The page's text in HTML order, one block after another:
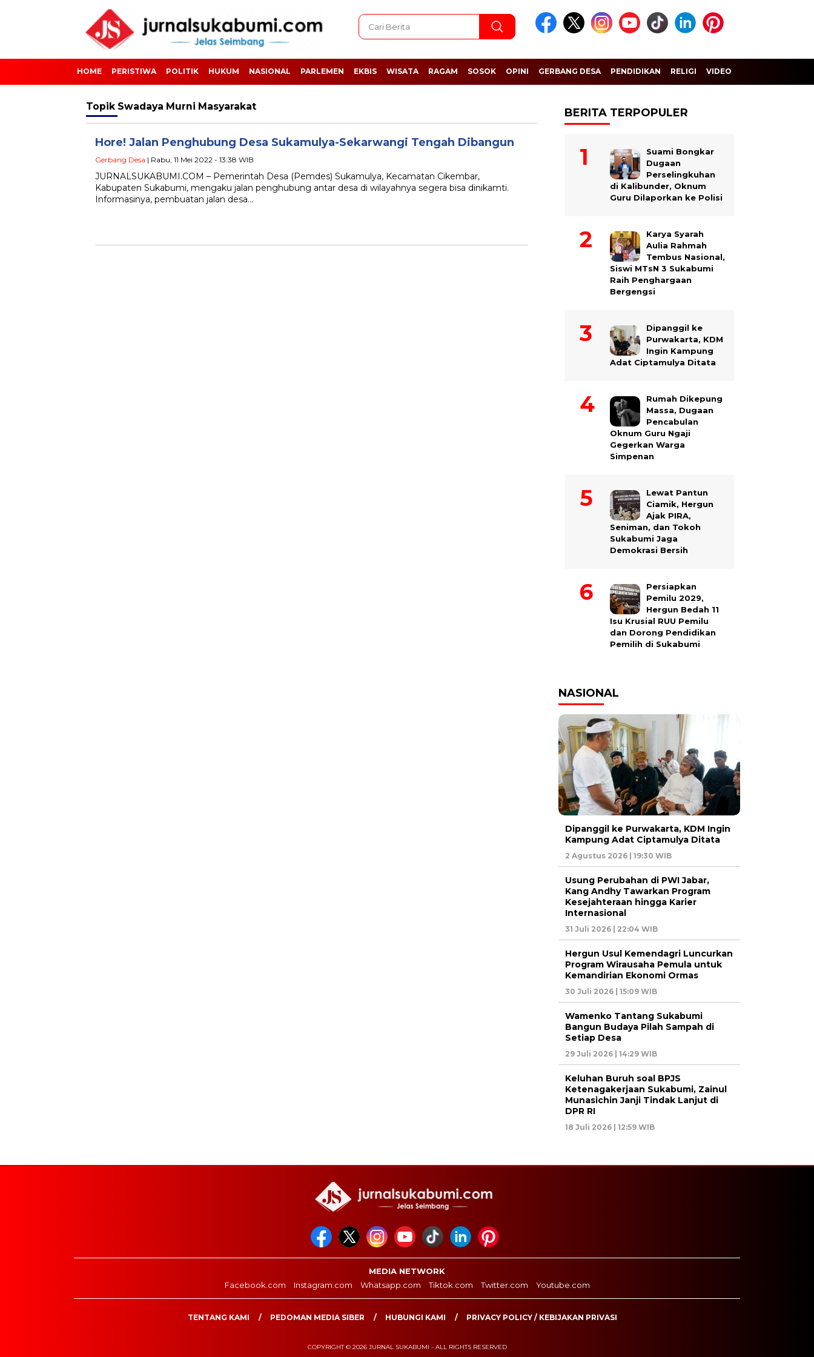
HOME PERISTIWA POLITIK HUKUM NASIONAL PARLEMEN EKBIS WISATA RAGAM SOSOK OPINI GERBANG DESA PENDIDIKAN RELIGI VIDEO
Topik Swadaya Murni Masyarakat
Hore! Jalan Penghubung Desa Sukamulya-Sekarwangi Tengah Dibangun
Gerbang Desa | Rabu, 11 Mei 2022 - 13:38 WIB
JURNALSUKABUMI.COM – Pemerintah Desa (Pemdes) Sukamulya, Kecamatan Cikembar,
Kabupaten Sukabumi, mengaku jalan penghubung antar desa di wilayahnya segera bisa dinikamti.
Informasinya, pembuatan jalan desa…
BERITA TERPOPULER
Suami Bongkar
Dugaan
Perselingkuhan
di Kalibunder, Oknum
Guru Dilaporkan ke Polisi
Karya Syarah
Aulia Rahmah
Tembus Nasional,
Siswi MTsN 3 Sukabumi
Raih Penghargaan
Bergengsi
Dipanggil ke
Purwakarta, KDM
Ingin Kampung
Adat Ciptamulya Ditata
Rumah Dikepung
Massa, Dugaan
Pencabulan
Oknum Guru Ngaji
Gegerkan Warga
Simpenan
Lewat Pantun
Ciamik, Hergun
Ajak PIRA,
Seniman, dan Tokoh
Sukabumi Jaga
Demokrasi Bersih
Persiapkan
Pemilu 2029,
Hergun Bedah 11
Isu Krusial RUU Pemilu
dan Dorong Pendidikan
Pemilih di Sukabumi
NASIONAL
Dipanggil ke Purwakarta, KDM Ingin
Kampung Adat Ciptamulya Ditata
2 Agustus 2026 | 19:30 WIB
Usung Perubahan di PWI Jabar,
Kang Andhy Tawarkan Program
Kesejahteraan hingga Karier
Internasional
31 Juli 2026 | 22:04 WIB
Hergun Usul Kemendagri Luncurkan
Program Wirausaha Pemula untuk
Kemandirian Ekonomi Ormas
30 Juli 2026 | 15:09 WIB
Wamenko Tantang Sukabumi
Bangun Budaya Pilah Sampah di
Setiap Desa
29 Juli 2026 | 14:29 WIB
Keluhan Buruh soal BPJS
Ketenagakerjaan Sukabumi, Zainul
Munasichin Janji Tindak Lanjut di
DPR RI
18 Juli 2026 | 12:59 WIB
MEDIA NETWORK
Facebook.com
Instagram.com Whatsapp.com Tiktok.com Twitter.com Youtube.com
TENTANG KAMI PEDOMAN MEDIA SIBER HUBUNGI KAMI PRIVACY POLICY / KEBIJAKAN PRIVASI
COPYRIGHT © 2026 JURNAL SUKABUMI - ALL RIGHTS RESERVED